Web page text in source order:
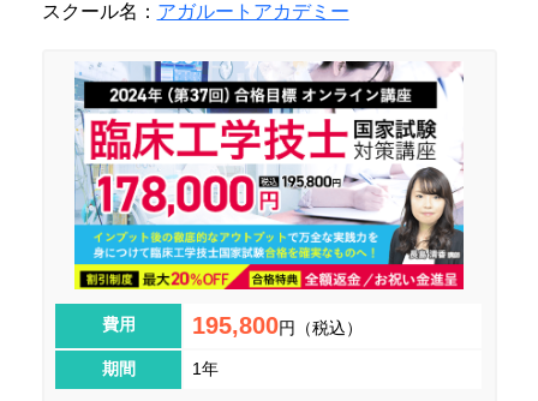
スクール名： アガルートアカデミー
費用 195,800円（税込）
期間 1年